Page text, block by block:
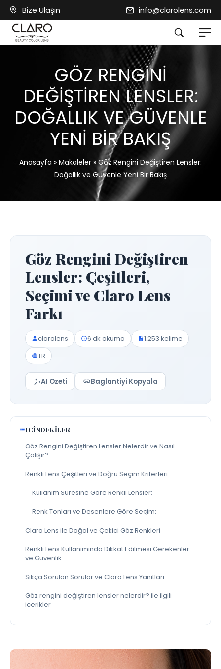
Bize Ulaşın info@clarolens.com
GÖZ RENGINI
DEĞIŞTIREN LENSLER:
DOĞALLIK VE GÜVENLE
YENI BIR BAKIŞ
Anasayfa » Makaleler » Göz Rengini Değiştiren Lensler:
Doğallık ve Güvenle Yeni Bir Bakış
Göz Rengini Değiştiren
Lensler: Çeşitleri,
Seçimi ve Claro Lens
Farkı
clarolens 6 dk okuma
1.253 kelime
TR
AI Ozeti Baglantiyi Kopyala
ICINDEKILER
Göz Rengini Değiştiren Lensler Nelerdir ve Nasıl
Çalışır?
Renkli Lens Çeşitleri ve Doğru Seçim Kriterleri
Kullanım Süresine Göre Renkli Lensler:
Renk Tonları ve Desenlere Göre Seçim:
Claro Lens ile Doğal ve Çekici Göz Renkleri
Renkli Lens Kullanımında Dikkat Edilmesi Gerekenler
ve Güvenlik
Sıkça Sorulan Sorular ve Claro Lens Yanıtları
Göz rengini değiştiren lensler nelerdir? ile ilgili
icerikler